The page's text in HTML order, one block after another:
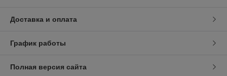
Доставка и оплата
График работы
Полная версия сайта